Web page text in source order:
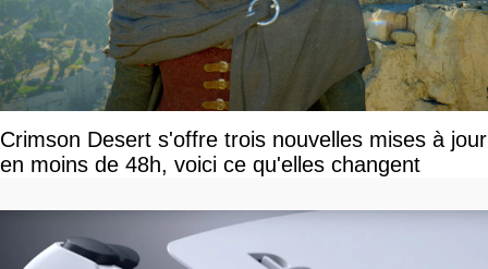
Crimson Desert s'offre trois nouvelles mises à jour
en moins de 48h, voici ce qu'elles changent